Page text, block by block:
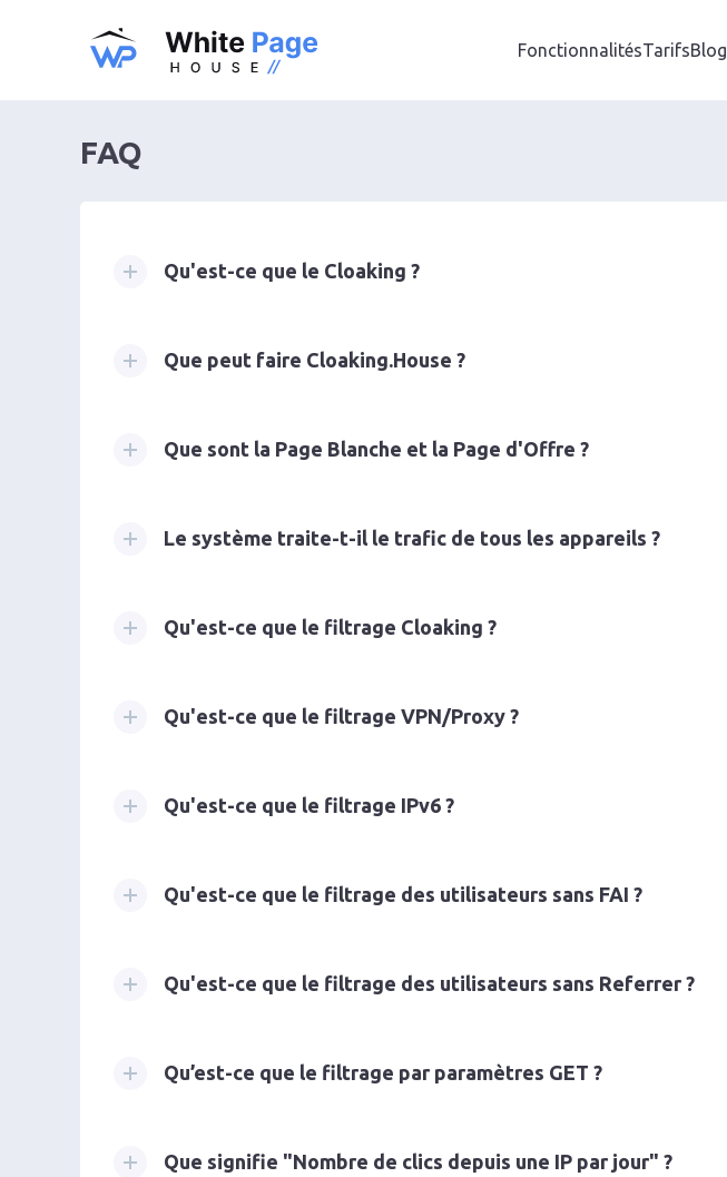
FonctionnalitésTarifsBlog
FAQ
Qu'est-ce que le Cloaking ?
Que peut faire Cloaking.House ?
Que sont la Page Blanche et la Page d'Offre ?
Le système traite-t-il le trafic de tous les appareils ?
Qu'est-ce que le filtrage Cloaking ?
Qu'est-ce que le filtrage VPN/Proxy ?
Qu'est-ce que le filtrage IPv6 ?
Qu'est-ce que le filtrage des utilisateurs sans FAI ?
Qu'est-ce que le filtrage des utilisateurs sans Referrer ?
Qu’est-ce que le filtrage par paramètres GET ?
Que signifie "Nombre de clics depuis une IP par jour" ?